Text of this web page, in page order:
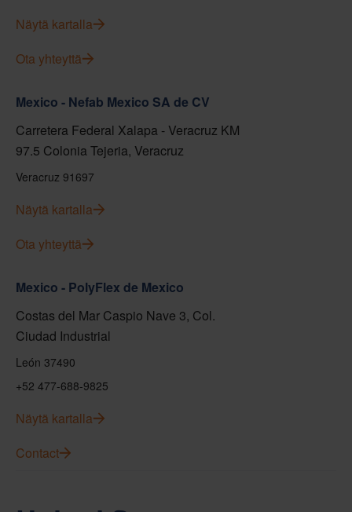
Näytä kartalla
Ota yhteyttä
Mexico - Nefab Mexico SA de CV
Carretera Federal Xalapa - Veracruz KM
97.5 Colonia Tejeria, Veracruz
Veracruz 91697
Näytä kartalla
Ota yhteyttä
Mexico - PolyFlex de Mexico
Costas del Mar Caspio Nave 3, Col.
Ciudad Industrial
León 37490
+52 477-688-9825
Näytä kartalla
Contact